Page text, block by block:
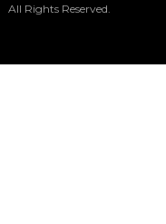
All Rights Reserved.